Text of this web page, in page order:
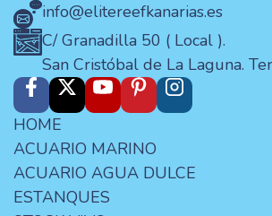
info@elitereefkanarias.es
C/ Granadilla 50 ( Local ).
San Cristóbal de La Laguna.
HOME
ACUARIO MARINO
ACUARIO AGUA DULCE
ESTANQUES